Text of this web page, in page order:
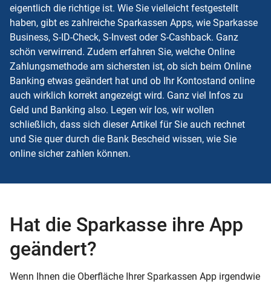
eigentlich die richtige ist. Wie Sie vielleicht festgestellt
haben, gibt es zahlreiche Sparkassen Apps, wie Sparkasse
Business, S-ID-Check, S-Invest oder S-Cashback. Ganz
schön verwirrend. Zudem erfahren Sie, welche Online
Zahlungsmethode am sichersten ist, ob sich beim Online
Banking etwas geändert hat und ob Ihr Kontostand online
auch wirklich korrekt angezeigt wird. Ganz viel Infos zu
Geld und Banking also. Legen wir los, wir wollen
schließlich, dass sich dieser Artikel für Sie auch rechnet
und Sie quer durch die Bank Bescheid wissen, wie Sie
online sicher zahlen können.
Hat die Sparkasse ihre App
geändert?
Wenn Ihnen die Oberfläche Ihrer Sparkassen App irgendwie